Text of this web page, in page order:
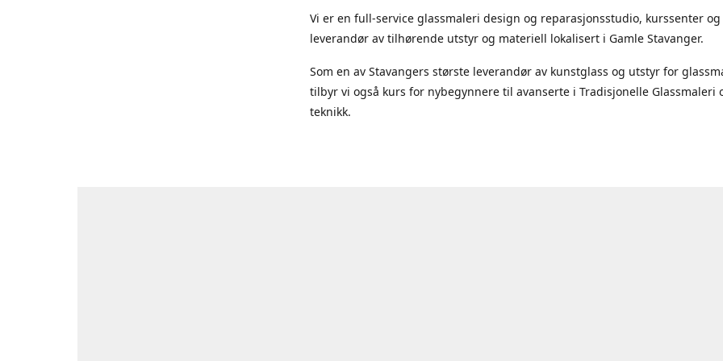
Vi er en full-service glassmaleri design og reparasjonsstudio, kurssenter og
leverandør av tilhørende utstyr og materiell lokalisert i Gamle Stavanger.
Som en av Stavangers største leverandør av kunstglass og utstyr for
tilbyr vi også kurs for nybegynnere til avanserte i Tradisjonelle Glassmaleri
teknikk.